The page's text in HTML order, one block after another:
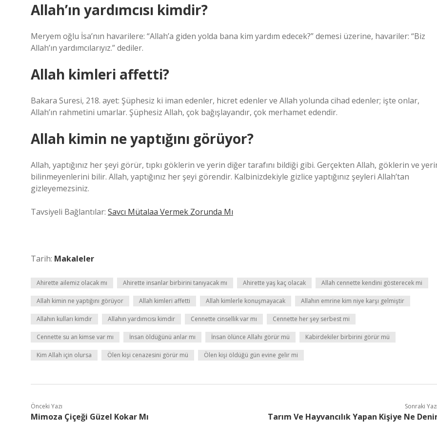
Allah’ın yardımcısı kimdir?
Meryem oğlu İsa’nın havarilere: “Allah’a giden yolda bana kim yardım edecek?” demesi üzerine, havariler: “Biz
Allah’ın yardımcılarıyız.” dediler.
Allah kimleri affetti?
Bakara Suresi, 218. ayet: Şüphesiz ki iman edenler, hicret edenler ve Allah yolunda cihad edenler; işte onlar,
Allah’ın rahmetini umarlar. Şüphesiz Allah, çok bağışlayandır, çok merhamet edendir.
Allah kimin ne yaptığını görüyor?
Allah, yaptığınız her şeyi görür, tıpkı göklerin ve yerin diğer tarafını bildiği gibi. Gerçekten Allah, göklerin ve
bilinmeyenlerini bilir. Allah, yaptığınız her şeyi görendir. Kalbinizdekiyle gizlice yaptığınız şeyleri Allah’tan
gizleyemezsiniz.
Tavsiyeli Bağlantılar: Savcı Mütalaa Vermek Zorunda Mı
Tarih: Makaleler
Ahirette ailemiz olacak mı Ahirette insanlar birbirini tanıyacak mı Ahirette yaş kaç olacak Allah cennette kendini gösterecek mi
Allah kimin ne yaptığını görüyor Allah kimleri affetti Allah kimlerle konuşmayacak Allahın emrine kim niye karşı gelmiştir
Allahın kulları kimdir Allahın yardımcısı kimdir Cennette cinsellik var mı Cennette her şey serbest mi
Cennette su an kimse var mı İnsan öldüğünü anlar mı İnsan ölünce Allahı görür mü Kabirdekiler birbirini görür mü
Kim Allah için olursa Ölen kişi cenazesini görür mü Ölen kişi öldüğü gün evine gelir mi
Önceki Yazı
Mimoza Çiçeği Güzel Kokar Mı
Sonraki Yazı
Tarım Ve Hayvancılık Yapan Kişiye Ne